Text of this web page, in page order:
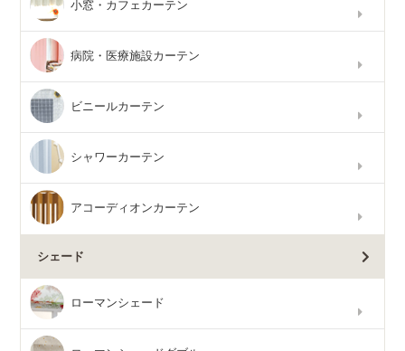
小窓・カフェカーテン
病院・医療施設カーテン
ビニールカーテン
シャワーカーテン
アコーディオンカーテン
シェード
ローマンシェード